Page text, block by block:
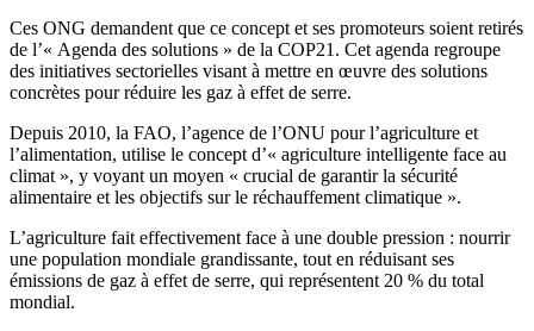
Ces ONG demandent que ce concept et ses promoteurs soient retirés
de l’« Agenda des solutions » de la COP21. Cet agenda regroupe
des initiatives sectorielles visant à mettre en œuvre des solutions
concrètes pour réduire les gaz à effet de serre.
Depuis 2010, la FAO, l’agence de l’ONU pour l’agriculture et
l’alimentation, utilise le concept d’« agriculture intelligente face au
climat », y voyant un moyen « crucial de garantir la sécurité
alimentaire et les objectifs sur le réchauffement climatique ».
L’agriculture fait effectivement face à une double pression : nourrir
une population mondiale grandissante, tout en réduisant ses
émissions de gaz à effet de serre, qui représentent 20 % du total
mondial.